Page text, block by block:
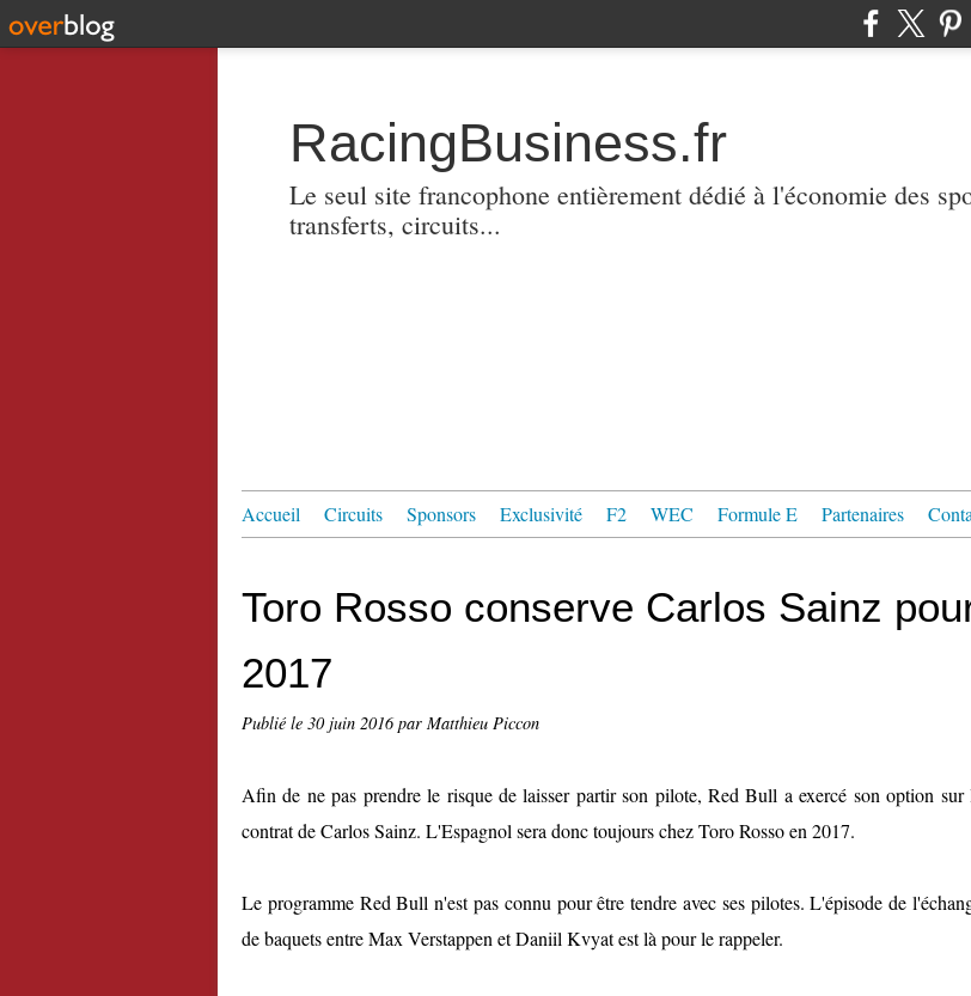
RacingBusiness.fr
Le seul site francophone entièrement dédié à l'économie des
transferts, circuits...
Accueil Circuits Sponsors Exclusivité F2 WEC Formule E Partenaires
Toro Rosso conserve Carlos Sainz
2017
Publié le 30 juin 2016par Matthieu Piccon
Afin de ne pas prendre le risque de laisser partir son pilote, Red Bull a exercé son option sur
contrat de Carlos Sainz. L'Espagnol sera donc toujours chez Toro Rosso en 2017.
Le programme Red Bull n'est pas connu pour être tendre avec ses pilotes. L'épisode de
de baquets entre Max Verstappen et Daniil Kvyat est là pour le rappeler.